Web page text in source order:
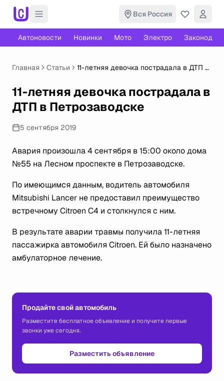
Вся Россия
Автоновости Новинки Мото Электро
Главная Статьи
11-летняя девочка пострадала в ДТП в
11-летняя девочка пострадала в
ДТП в Петрозаводске
5 сентября 2019
Авария произошла 4 сентября в 15:00 около дома
№55 на Лесном проспекте в Петрозаводске.
По имеющимся данным, водитель автомобиля
Mitsubishi Lancer не предоставил преимущество
встречному Citroen C4 и столкнулся с ним.
В результате аварии травмы получила 11-летняя
пассажирка автомобиля Citroen. Ей было назначено
амбулаторное лечение.
Продайте свой автомобиль
Разместите бесплатное объявление и получите первые
звонки уже сегодня.
Разместить объявление